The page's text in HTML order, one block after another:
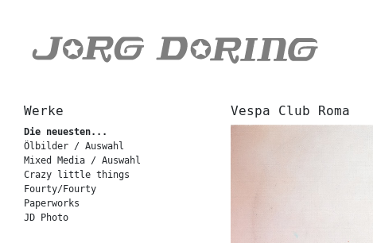
Werke
Die neuesten...
Ölbilder / Auswahl
Mixed Media / Auswahl
Crazy little things
Fourty/Fourty
Paperworks
JD Photo
Vespa Club Roma